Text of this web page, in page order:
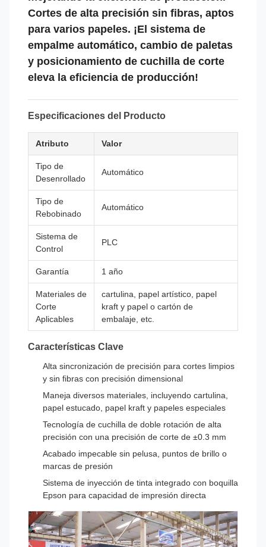
Cortes de alta precisión sin fibras, aptos
para varios papeles. ¡El sistema de
empalme automático, cambio de paletas
y posicionamiento de cuchilla de corte
eleva la eficiencia de producción!
Especificaciones del Producto
Atributo Valor
Tipo de
Desenrollado
Automático
Tipo de
Rebobinado
Automático
Sistema de
Control
PLC
Garantía 1 año
Materiales de
Corte
Aplicables
cartulina, papel artístico, papel
kraft y papel o cartón de
embalaje, etc.
Características Clave
Alta sincronización de precisión para cortes limpios
y sin fibras con precisión dimensional
Maneja diversos materiales, incluyendo cartulina,
papel estucado, papel kraft y papeles especiales
Tecnología de cuchilla de doble rotación de alta
precisión con una precisión de corte de ±0.3 mm
Acabado impecable sin pelusa, puntos de brillo o
marcas de presión
Sistema de inyección de tinta integrado con boquilla
Epson para capacidad de impresión directa